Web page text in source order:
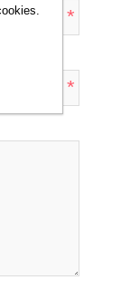
*
*